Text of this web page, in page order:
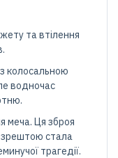
та втілення
колосальною
водночас
меча. Ця зброя
зрештою стала
трагедії.